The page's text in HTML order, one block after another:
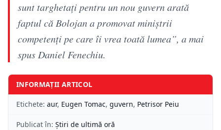
sunt targhetaţi pentru un nou guvern arată
faptul că Bolojan a promovat miniştrii
competenţi pe care îi vrea toată lumea”, a mai
spus Daniel Fenechiu.
INFORMAȚII ARTICOL
Etichete: aur, Eugen Tomac, guvern, Petrisor Peiu
Publicat în: Știri de ultimă oră